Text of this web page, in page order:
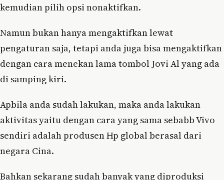
kemudian pilih opsi nonaktifkan.
Namun bukan hanya mengaktifkan lewat
pengaturan saja, tetapi anda juga bisa mengaktifkan
dengan cara menekan lama tombol Jovi Al yang ada
di samping kiri.
Apbila anda sudah lakukan, maka anda lakukan
aktivitas yaitu dengan cara yang sama sebabb Vivo
sendiri adalah produsen Hp global berasal dari
negara Cina.
Bahkan sekarang sudah banyak yang diproduksi